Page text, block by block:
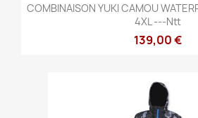
COMBINAISON YUKI CAMOU
4XL ---ntt
139,00 €